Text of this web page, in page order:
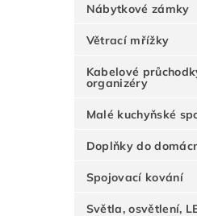
Nábytkové zámky
Větrací mřížky
Kabelové
organizéry
Malé kuchyňské
Doplňky do
Spojovací kování
Světla, osvětlení,